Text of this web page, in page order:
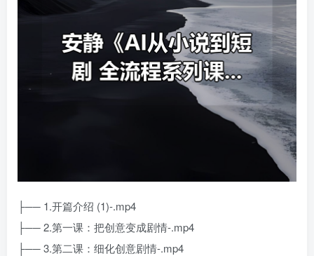
├── 1.开篇介绍 (1)-.mp4
├── 2.第一课：把创意变成剧情-.mp4
├── 3.第二课：细化创意剧情-.mp4